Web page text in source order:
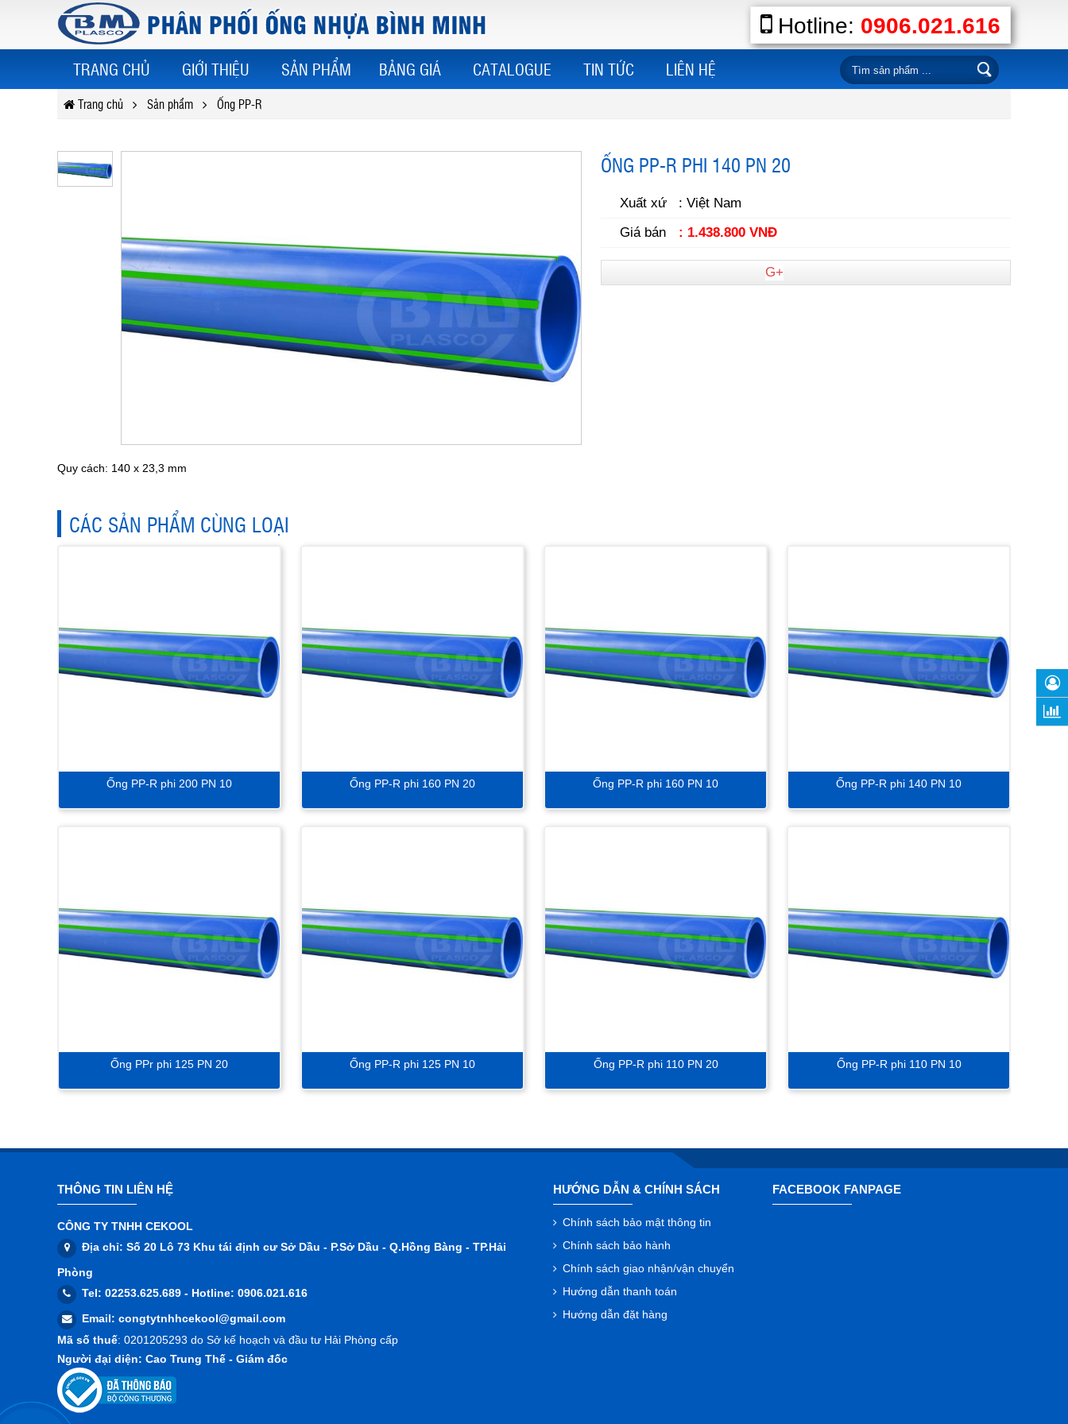
Hotline: 0906.021.616
TRANG CHỦ GIỚI THIỆU SẢN PHẨM BẢNG GIÁ CATALOGUE TIN TỨC LIÊN HỆ
Trang chủ Sản phẩm Ống PP-R
ỐNG PP-R PHI 140 PN 20
Xuất xứ
: Việt Nam
Giá bán
: 1.438.800 VNĐ
G+
Quy cách: 140 x 23,3 mm
CÁC SẢN PHẨM CÙNG LOẠI
Ống PP-R phi 200 PN 10 Ống PP-R phi 160 PN 20 Ống PP-R phi 160 PN 10 Ống PP-R phi 140 PN 10
Ống PPr phi 125 PN 20 Ống PP-R phi 125 PN 10 Ống PP-R phi 110 PN 20 Ống PP-R phi 110 PN 10
FACEBOOK FANPAGE
HƯỚNG DẪN & CHÍNH SÁCH
Chính sách bảo mật thông tin
Chính sách bảo hành
Chính sách giao nhận/vận chuyển
Hướng dẫn thanh toán
Hướng dẫn đặt hàng
THÔNG TIN LIÊN HỆ
CÔNG TY TNHH CEKOOL
Địa chỉ: Số 20 Lô 73 Khu tái định cư Sở Dầu - P.Sở Dầu - Q.Hồng Bàng - TP.Hải
Phòng
Tel: 02253.625.689 - Hotline: 0906.021.616
Email: congtytnhhcekool@gmail.com
Mã số thuế: 0201205293 do Sở kế hoạch và đầu tư Hải Phòng cấp
Người đại diện: Cao Trung Thế - Giám đốc